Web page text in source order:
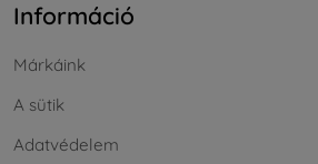
Információ
Márkáink
A sütik
Adatvédelem